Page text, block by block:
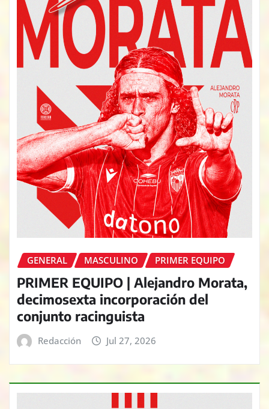
GENERAL MASCULINO PRIMER EQUIPO
PRIMER EQUIPO | Alejandro Morata,
decimosexta incorporación del
conjunto racinguista
Redacción Jul 27, 2026